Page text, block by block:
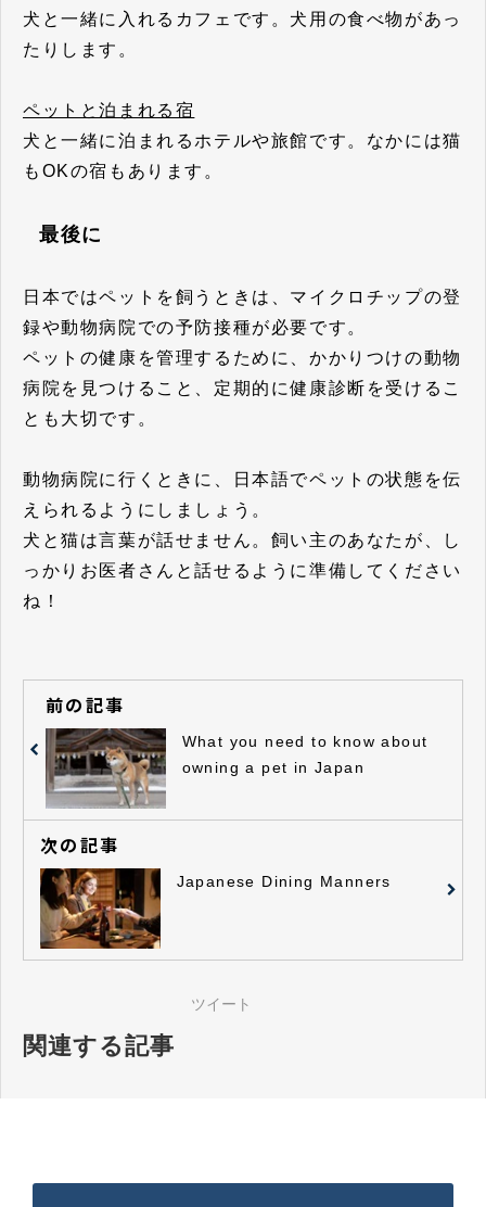
犬と一緒に入れるカフェです。犬用の食べ物があっ
たりします。
ペットと泊まれる宿
犬と一緒に泊まれるホテルや旅館です。なかには猫
もOKの宿もあります。
最後に
日本ではペットを飼うときは、マイクロチップの登
録や動物病院での予防接種が必要です。
ペットの健康を管理するために、かかりつけの動物
病院を見つけること、定期的に健康診断を受けるこ
とも大切です。
動物病院に行くときに、日本語でペットの状態を伝
えられるようにしましょう。
犬と猫は言葉が話せません。飼い主のあなたが、し
っかりお医者さんと話せるように準備してください
ね！
前の記事
What you need to know about
owning a pet in Japan
次の記事
Japanese Dining Manners
ツイート
関連する記事